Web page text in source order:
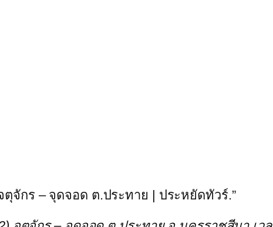
จักร – จุดจอด ต.ประทาย | ประหยัดทัวร์.”